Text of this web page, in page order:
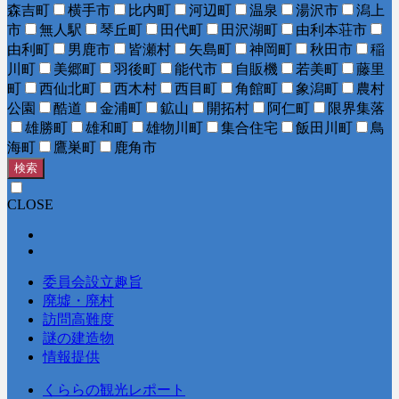
森吉町 横手市 比内町 河辺町 温泉 湯沢市
潟上
市
無人駅 琴丘町 田代町 田沢湖町
由利本荘市
由利町
男鹿市 皆瀬村 矢島町 神岡町 秋田市
稲
川町
美郷町 羽後町 能代市 自販機 若美町
藤里
町
西仙北町 西木村 西目町 角館町 象潟町
農村
公園
酷道 金浦町 鉱山 開拓村 阿仁町
限界集落
雄勝町
雄和町 雄物川町 集合住宅 飯田川町
鳥
海町
鷹巣町 鹿角市
検索
CLOSE
委員会設立趣旨
廃墟・廃村
訪問高難度
謎の建造物
情報提供
くららの観光レポート